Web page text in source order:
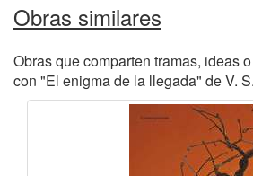
Obras similares
Obras que comparten tramas, ideas
con "El enigma de la llegada" de V.